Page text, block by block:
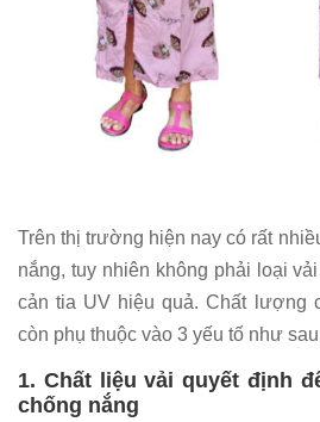
Trên thị trường hiện nay có rất
nắng, tuy nhiên không phải loại
cản tia UV hiệu quả. Chất lượng
còn phụ thuộc vào 3 yếu tố như
1. Chất liệu vải quyết định
chống nắng